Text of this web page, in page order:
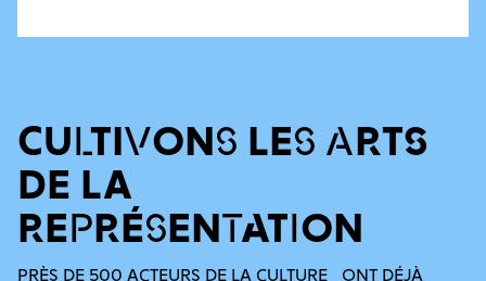
CULTIVONS LES ARTS
DE LA
REPRÉSENTATION
PRÈS DE 500 ACTEURS DE LA CULTURE ONT DÉJÀ